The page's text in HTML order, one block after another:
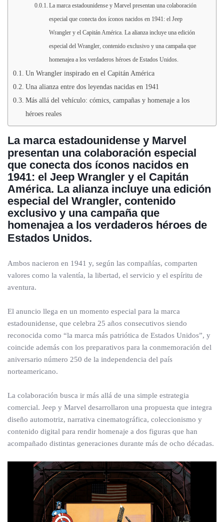
La marca estadounidense y Marvel presentan una colaboración
especial que conecta dos íconos nacidos en 1941: el Jeep
Wrangler y el Capitán América. La alianza incluye una edición
especial del Wrangler, contenido exclusivo y una campaña que
homenajea a los verdaderos héroes de Estados Unidos.
Un Wrangler inspirado en el Capitán América
Una alianza entre dos leyendas nacidas en 1941
Más allá del vehículo: cómics, campañas y homenaje a los
héroes reales
La marca estadounidense y Marvel
presentan una colaboración especial
que conecta dos íconos nacidos en
1941: el Jeep Wrangler y el Capitán
América. La alianza incluye una edición
especial del Wrangler, contenido
exclusivo y una campaña que
homenajea a los verdaderos héroes de
Estados Unidos.
Ambos nacieron en 1941 y, según las compañías, comparten
valores como la valentía, la libertad, el servicio y el espíritu de
aventura.
El anuncio llega en un momento especial para la marca
estadounidense, que celebra 25 años consecutivos siendo
reconocida como “la marca más patriótica de Estados Unidos”, y
coincide además con los preparativos para la conmemoración del
aniversario número 250 de la independencia del país
norteamericano.
La colaboración busca ir más allá de una simple estrategia
comercial. Jeep y Marvel desarrollaron una propuesta que integra
diseño automotriz, narrativa cinematográfica, coleccionismo y
contenido digital para rendir homenaje a dos figuras que han
acompañado distintas generaciones durante más de ocho décadas.